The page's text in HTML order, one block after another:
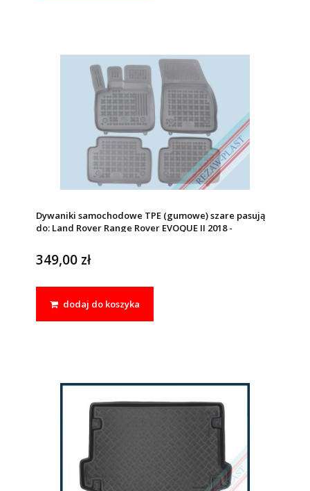
Dywaniki samochodowe TPE (gumowe) szare pasują
do: Land Rover Range Rover EVOQUE II 2018 -
349,00 zł
dodaj do koszyka